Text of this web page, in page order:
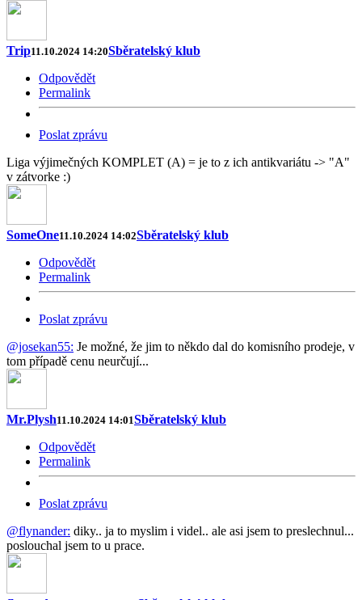
Trip11.10.2024 14:20Sběratelský klub
Odpovědět
Permalink
Poslat zprávu
Liga výjimečných KOMPLET (A) = je to z ich antikvariátu -> "A"
v zátvorke :)
SomeOne11.10.2024 14:02Sběratelský klub
Odpovědět
Permalink
Poslat zprávu
@josekan55: Je možné, že jim to někdo dal do komisního prodeje, v
tom případě cenu neurčují...
Mr.Plysh11.10.2024 14:01Sběratelský klub
Odpovědět
Permalink
Poslat zprávu
@flynander: diky.. ja to myslim i videl.. ale asi jsem to preslechnul...
poslouchal jsem to u prace.